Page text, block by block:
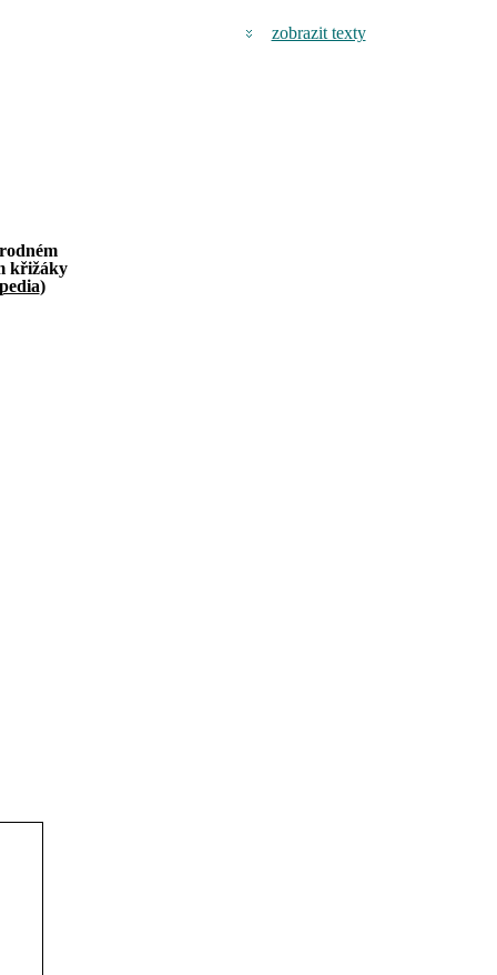
křižáky
)
zobrazit texty